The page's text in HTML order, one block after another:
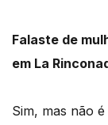
Falaste de
em La
Sim, mas não